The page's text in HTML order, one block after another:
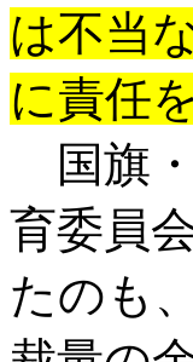
は不当
に責任
国旗
育委員
たのも